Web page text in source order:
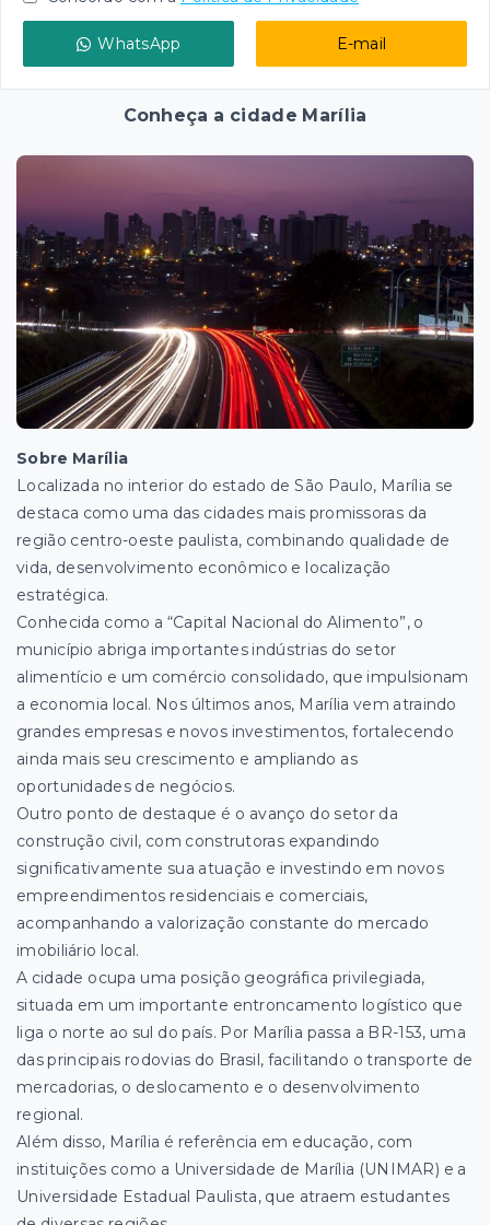
WhatsApp E-mail
Conheça a cidade Marília
Sobre Marília
Localizada no interior do estado de São Paulo, Marília se
destaca como uma das cidades mais promissoras da
região centro-oeste paulista, combinando qualidade de
vida, desenvolvimento econômico e localização
estratégica.
Conhecida como a “Capital Nacional do Alimento”, o
município abriga importantes indústrias do setor
alimentício e um comércio consolidado, que impulsionam
a economia local. Nos últimos anos, Marília vem atraindo
grandes empresas e novos investimentos, fortalecendo
ainda mais seu crescimento e ampliando as
oportunidades de negócios.
Outro ponto de destaque é o avanço do setor da
construção civil, com construtoras expandindo
significativamente sua atuação e investindo em novos
empreendimentos residenciais e comerciais,
acompanhando a valorização constante do mercado
imobiliário local.
A cidade ocupa uma posição geográfica privilegiada,
situada em um importante entroncamento logístico que
liga o norte ao sul do país. Por Marília passa a BR-153, uma
das principais rodovias do Brasil, facilitando o transporte de
mercadorias, o deslocamento e o desenvolvimento
regional.
Além disso, Marília é referência em educação, com
instituições como a Universidade de Marília (UNIMAR) e a
Universidade Estadual Paulista, que atraem estudantes